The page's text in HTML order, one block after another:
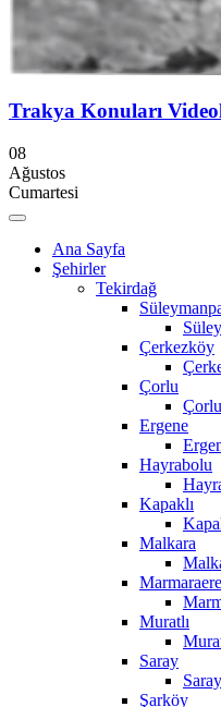
Trakya Konuları
08
Ağustos
Cumartesi
Ana Sayfa
Şehirler
Tekirdağ
Çerkezköy
Çorlu
Ergene
Hayrabolu
Kapaklı
Malkara
Muratlı
Saray
Şarköy